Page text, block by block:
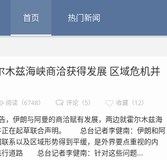
首页 热门新闻
木兹海峡商洽获得发展 区域危机并
阅读（6748） 评论（5） 收藏（12）
伊朗与阿曼的商洽赋有发展，两边就霍尔木兹海
正在起草联合声明。 总台记者李健南：伊朗和阿
系以及区域形势得到平缓，是外界要点重视的内
道路 总台记者李健南：针对这些问题...